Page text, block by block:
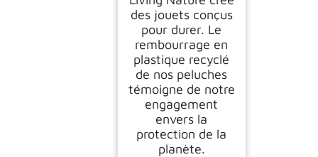
des jouets conçus
pour durer. Le
rembourrage en
plastique recyclé
de nos peluches
témoigne de notre
engagement
envers la
protection de la
planète.